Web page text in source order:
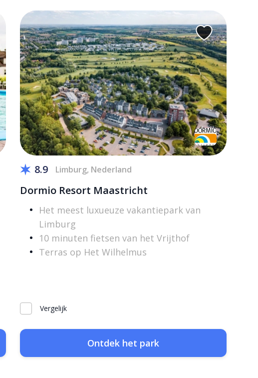
8.9 Limburg, Nederland
Dormio Resort Maastricht
Het meest luxueuze vakantiepark van
Limburg
10 minuten fietsen van het Vrijthof
Terras op Het Wilhelmus
Vergelijk
Ontdek het park